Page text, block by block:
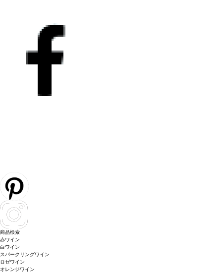
商品検索
赤ワイン
白ワイン
スパークリングワイン
ロゼワイン
オレンジワイン